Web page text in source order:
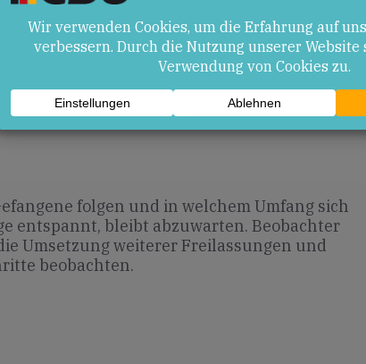
des internationalen Rufs Venezuelas und
Dialog.
Charakter ohne nachhaltige politische
Freilassungen.
folgen und in welchem Umfang sich
entspannt, bleibt abzuwarten. Beobachter
Umsetzung weiterer Freilassungen und
beobachten.